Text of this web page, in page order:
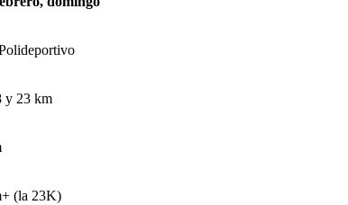
y 23 km
(la 23K)